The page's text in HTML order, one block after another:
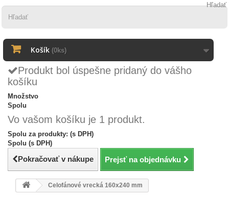
Hľadať
Košík (0ks)
Produkt bol úspešne pridaný do vášho
košíku
Množstvo
Spolu
Vo vašom košíku je 1 produkt.
Spolu za produkty: (s DPH)
Spolu (s DPH)
Pokračovať v nákupe Prejsť na objednávku
Celofánové vrecká 160x240 mm